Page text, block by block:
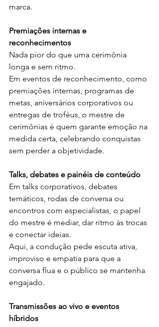
marca.
Premiações internas e
reconhecimentos
Nada pior do que uma cerimônia
longa e sem ritmo.
Em eventos de reconhecimento, como
premiações internas, programas de
metas, aniversários corporativos ou
entregas de troféus, o mestre de
cerimônias é quem garante emoção na
medida certa, celebrando conquistas
sem perder a objetividade.
Talks, debates e painéis de conteúdo
Em talks corporativos, debates
temáticos, rodas de conversa ou
encontros com especialistas, o papel
do mestre é mediar, dar ritmo às trocas
e conectar ideias.
Aqui, a condução pede escuta ativa,
improviso e empatia para que a
conversa flua e o público se mantenha
engajado.
Transmissões ao vivo e eventos
híbridos